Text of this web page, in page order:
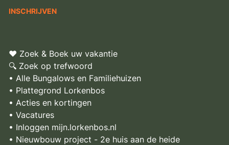
♥ Zoek & Boek uw vakantie
🔍 Zoek op trefwoord
• Alle Bungalows en Familiehuizen
• Plattegrond Lorkenbos
• Acties en kortingen
• Vacatures
• Inloggen mijn.lorkenbos.nl
• Nieuwbouw project - 2e huis aan de heide